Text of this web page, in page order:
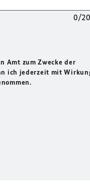
0/
Amt zum Zwecke der
ich jederzeit mit